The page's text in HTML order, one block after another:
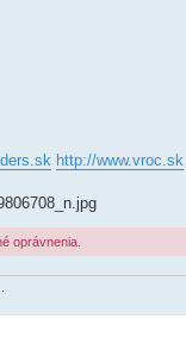
http://www.vroc.sk
oprávnenia.